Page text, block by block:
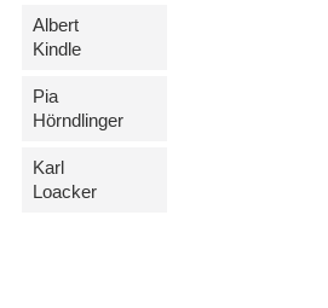
Albert
Kindle
Pia
Hörndlinger
Karl
Loacker